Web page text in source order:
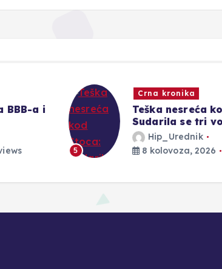
Crna kronika
Teška nesreća kod Stoca:
Sudarila se tri vozila
Hip_Urednik
8 kolovoza, 2026
3 views